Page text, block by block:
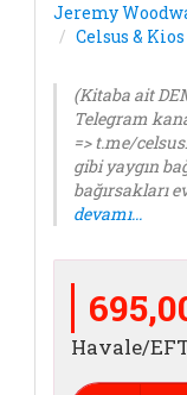
Jeremy
Celsus & Kios
(Kitaba ait
Telegram
=> t.me/
gibi yaygın
bağırsakları
devamı...
Havale/